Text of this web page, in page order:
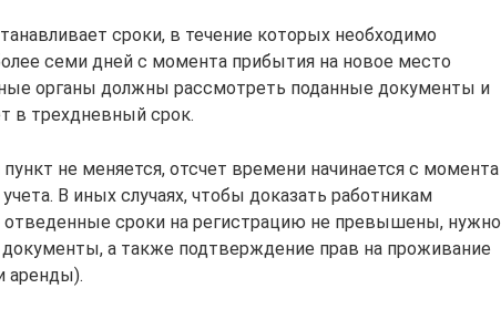
сроки, в течение которых необходимо
семи дней с момента прибытия на новое место
органы должны рассмотреть поданные документы и
в трехдневный срок.
не меняется, отсчет времени начинается с момента
В иных случаях, чтобы доказать работникам
отведенные сроки на регистрацию не превышены, нужно
а также подтверждение прав на проживание
аренды).